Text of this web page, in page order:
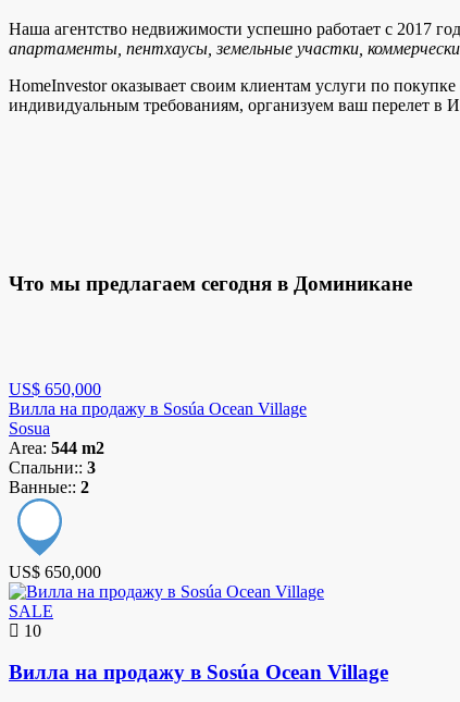
Наша агентство недвижимости успешно работает с 2017
апартаменты, пентхаусы, земельные участки,
HomeInvestor оказывает своим клиентам услуги по
индивидуальным требованиям, организуем ваш перелет в
Что мы предлагаем сегодня в Доминикане
US$ 650,000
Вилла на продажу в Sosúa Ocean Village
Sosua
Area: 544 m2
Спальни:: 3
Ванные:: 2
US$ 650,000
SALE
10
Вилла на продажу в Sosúa Ocean Village